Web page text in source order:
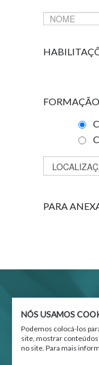
FORMAÇÃO
PARA
NÓS USAMOS
Podemos colocá-los
site, mostrar
no site. Para mais